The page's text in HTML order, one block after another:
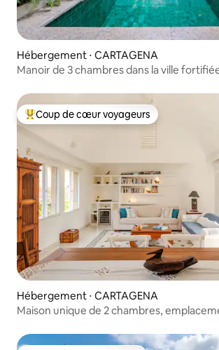
Hébergement ⋅ CARTAGENA
Manoir de 3 chambres dans la ville
Coups de cœur voyageurs les plus
Coup de cœur voyageurs
Hébergement ⋅ CARTAGENA
Maison unique de 2 chambres,